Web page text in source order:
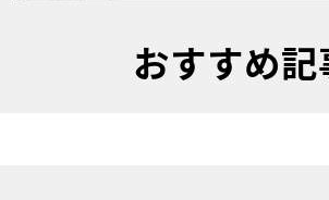
おすすめ記